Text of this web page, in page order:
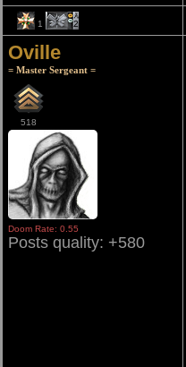
1 2
Oville
= Master Sergeant =
518
Doom Rate: 0.55
Posts quality: +580